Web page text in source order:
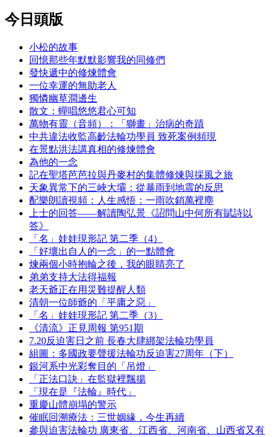
今日頭版
小松的故事
回憶那些年默默影響我的同修們
發快遞中的修煉體會
一位幸運的無助老人
獨憐幽草澗邊生
散文：蟬唱悠悠君心可知
萬物有靈（音頻）：「獅畫」治病的奇蹟
中共違法收監高齡法輪功學員 致死案例頻現
在景點洪法講真相的修煉體會
為他的一念
記在聖塔芭芭拉與丹麥村的集體修煉與採風之旅
天象異常下的三峽大壩：從暴雨到地震的反思
配樂朗讀視頻：人生感悟：一雨吹銷萬裡塵
上士的回答——解讀陶弘景《詔問山中何所有賦詩以
答》
「名」娃娃現形記 第二季（4）
「好壞出自人的一念」的一點體會
煉兩個小時抱輪之後，我的眼睛亮了
弟弟支持大法得福報
老天爺正在用災難提醒人類
清朝一位師爺的「平庸之惡」
「名」娃娃現形記 第二季（3）
《清流》正見周報 第951期
7.20反迫害日之前 長春大肆綁架法輪功學員
組圖：多國政要聲援法輪功反迫害27周年（下）
銀河系中光彩奪目的「吊燈」
「正法口訣」在監獄裡飄揚
「現在是『法輪』時代」
重慶山體崩塌的警示
催眠回溯療法：三世姻緣，今生再續
參與迫害法輪功 廣東省、江西省、河南省、山西省又有